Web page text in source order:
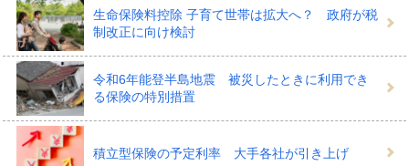
生命保険料控除 子育て世帯は拡大へ？ 政府が税
制改正に向け検討
令和6年能登半島地震 被災したときに利用でき
る保険の特別措置
積立型保険の予定利率 大手各社が引き上げ